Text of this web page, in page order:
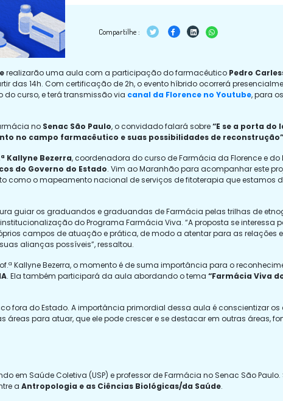
Compartilhe :
realizarão uma aula com a participação do farmacêutico Pedro
das 14h. Com certificação de 2h, o evento híbrido ocorrerá
do curso, e terá transmissão via canal da Florence no Youtube, para
no Senac São Paulo, o convidado falará sobre“E se a porta
no campo farmacêutico e suas possibilidades de reconstrução”
Kallyne Bezerra, coordenadora do curso de Farmácia da Florence e do
do Governo do Estado. Vim ao Maranhão para acompanhar este
como o mapeamento nacional de serviços de fitoterapia que estamos
guiar os graduandos e graduandas de Farmácia pelas trilhas de
do Programa Farmácia Viva. “A proposta se interessa
campos de atuação e prática, de modo a atentar para as relações
alianças possíveis”, ressaltou.
Kallyne Bezerra, o momento é de suma importância para o
. Ela também participará da aula abordando o tema “Farmácia Viva
fora do Estado. A importância primordial dessa aula é conscientizar os
áreas para atuar, que ele pode crescer e se destacar em outras áreas,
em Saúde Coletiva (USP) e professor de Farmácia no Senac São
a Antropologia e as Ciências Biológicas/da Saúde.